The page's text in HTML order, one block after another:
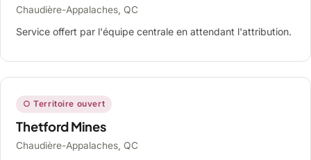
Chaudière-Appalaches, QC
Service offert par l'équipe centrale en attendant l'attribution.
○ Territoire ouvert
Thetford Mines
Chaudière-Appalaches, QC